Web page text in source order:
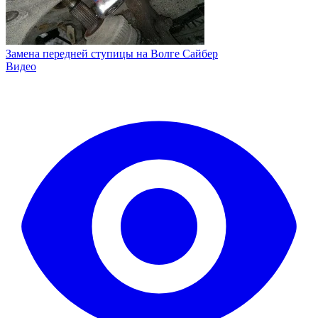
Замена передней ступицы на Волге Сайбер
Видео